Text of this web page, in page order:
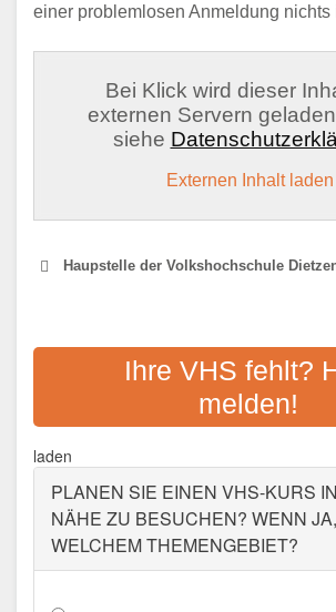
einer problemlosen Anmeldung nichts
Bei Klick wird dieser
externen Servern
siehe
Externen Inhalt laden
Haupstelle der Volkshochschule
AACHEN -
VOLKSHOCHSCHULE
Adresse:
Im Torhaus, Gmünder
Ihre VHS fehlt?
melden!
laden
PLANEN SIE EINEN VHS-KURS
NÄHE ZU BESUCHEN? WENN
WELCHEM THEMENGEBIET?